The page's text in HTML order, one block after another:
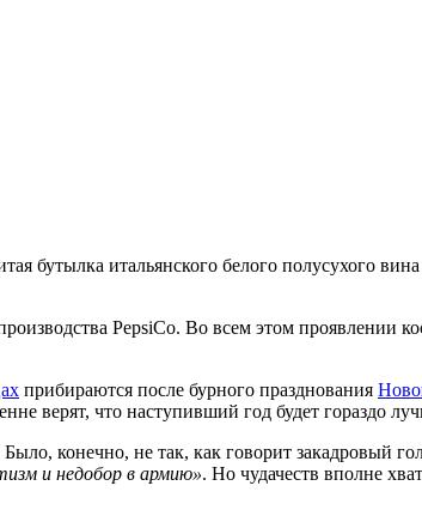
бутылка итальянского белого полусухого
PepsiCo. Во всем этом проявлении
прибираются после бурного празднования
верят, что наступивший год будет гораздо
конечно, не так, как говорит закадровый
и недобор в армию». Но чудачеств вполне